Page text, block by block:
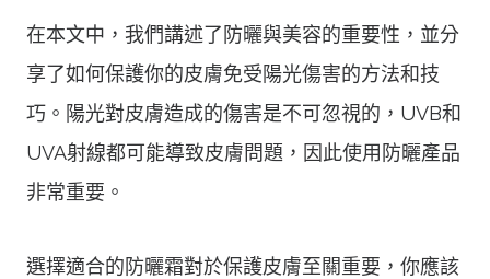
在本文中，我們講述了防曬與美容的重要性，並分
享了如何保護你的皮膚免受陽光傷害的方法和技
巧。陽光對皮膚造成的傷害是不可忽視的，UVB和
UVA射線都可能導致皮膚問題，因此使用防曬產品
非常重要。
選擇適合的防曬霜對於保護皮膚至關重要，你應該